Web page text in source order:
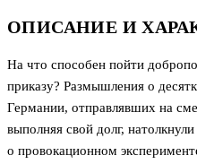
ОПИСАНИЕ И
На что способен пойти
приказу? Размышления о
Германии, отправлявших на
выполняя свой долг,
о провокационном